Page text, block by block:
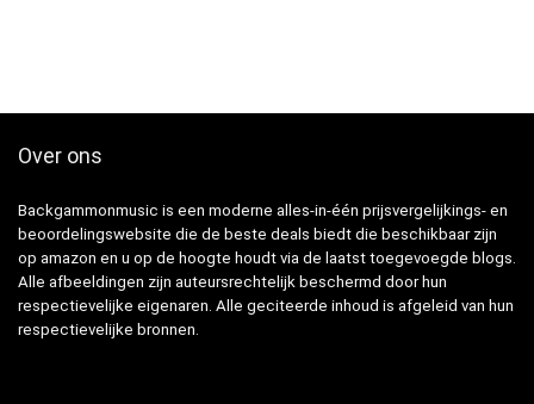
Over ons
Backgammonmusic is een moderne alles-in-één prijsvergelijkings- en
beoordelingswebsite die de beste deals biedt die beschikbaar zijn
op amazon en u op de hoogte houdt via de laatst toegevoegde blogs.
Alle afbeeldingen zijn auteursrechtelijk beschermd door hun
respectievelijke eigenaren. Alle geciteerde inhoud is afgeleid van hun
respectievelijke bronnen.